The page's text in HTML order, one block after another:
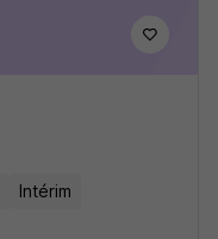
Intérim